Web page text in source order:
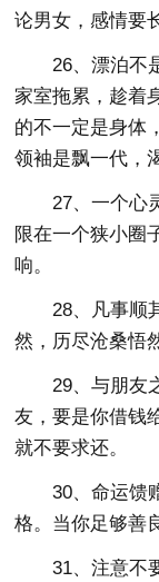
论男女，感情要
26、漂泊不
家室拖累，趁着
的不一定是身体
领袖是飘一代，
27、一个心
限在一个狭小圈
响。
28、凡事顺
然，历尽沧桑悟
29、与朋友
友，要是你借钱
就不要求还。
30、命运馈
格。当你足够善
31、注意不